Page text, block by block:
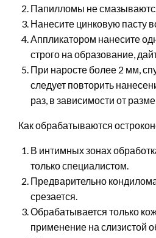
Папилломы не
Нанесите цинковую пасту
Аппликатором нанесите
строго на образование,
При наросте более 2 мм,
следует повторить
раз, в зависимости от
Как обрабатываются
В интимных зонах
только специалистом.
Предварительно
срезается.
Обрабатывается только
применение на слизистой